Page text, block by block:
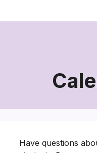
Have questions